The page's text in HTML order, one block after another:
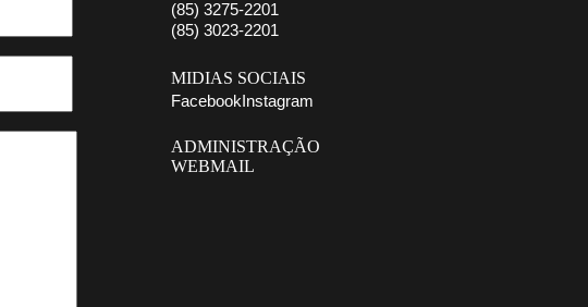
(85) 3275-2201
(85) 3023-2201
MIDIAS SOCIAIS
Facebook Instagram
ADMINISTRAÇÃO
WEBMAIL